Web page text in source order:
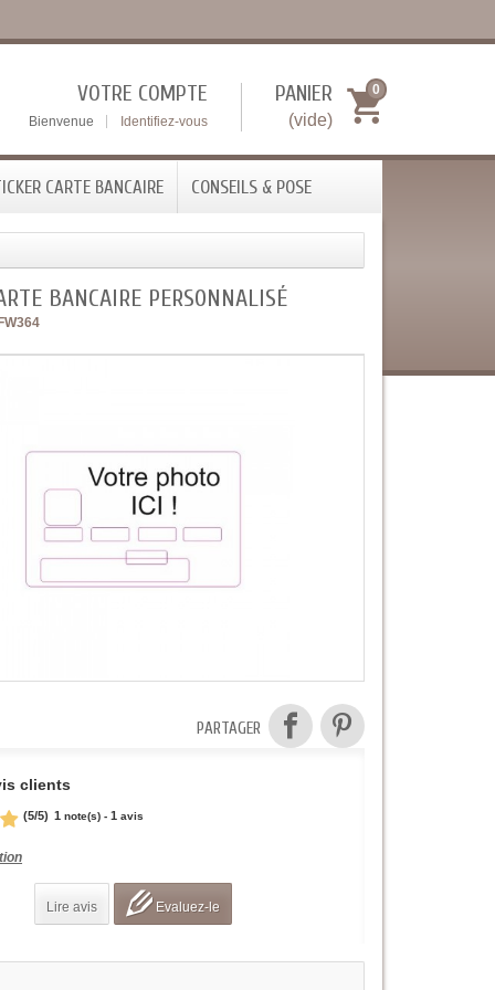
PANIER
(vide)
0
VOTRE COMPTE
Bienvenue Identifiez-vous
CARTE BANCAIRE CONSEILS & POSE
BANCAIRE PERSONNALISÉ
PARTAGER
clients
(5/5) 1 note(s) -1 avis
Lire avis Evaluez-le